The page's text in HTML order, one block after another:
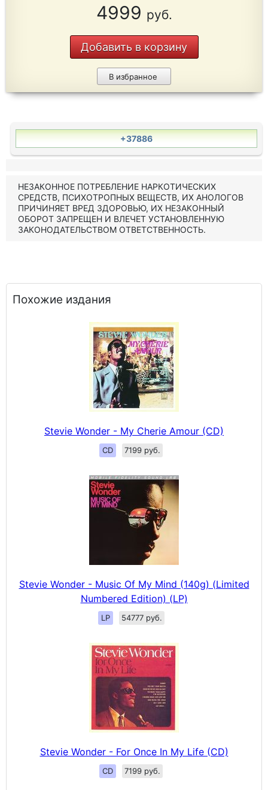
4999 руб.
Добавить в корзину
В избранное
+37886
НЕЗАКОННОЕ ПОТРЕБЛЕНИЕ НАРКОТИЧЕСКИХ
СРЕДСТВ, ПСИХОТРОПНЫХ ВЕЩЕСТВ, ИХ АНОЛОГОВ
ПРИЧИНЯЕТ ВРЕД ЗДОРОВЬЮ, ИХ НЕЗАКОННЫЙ
ОБОРОТ ЗАПРЕЩЕН И ВЛЕЧЕТ УСТАНОВЛЕННУЮ
ЗАКОНОДАТЕЛЬСТВОМ ОТВЕТСТВЕННОСТЬ.
Похожие издания
Stevie Wonder - My Cherie Amour (CD)
CD 7199 руб.
Stevie Wonder - Music Of My Mind (140g) (Limited
Numbered Edition) (LP)
LP 54777 руб.
Stevie Wonder - For Once In My Life (CD)
CD 7199 руб.